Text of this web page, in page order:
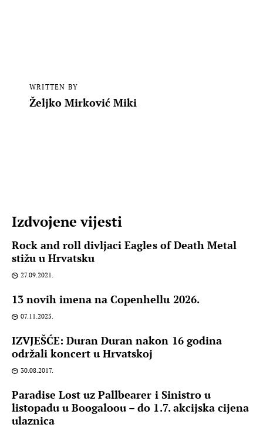
WRITTEN BY
Željko Mirković Miki
Izdvojene vijesti
Rock and roll divljaci Eagles of Death Metal
stižu u Hrvatsku
27.09.2021.
13 novih imena na Copenhellu 2026.
07.11.2025.
IZVJEŠĆE: Duran Duran nakon 16 godina
održali koncert u Hrvatskoj
30.08.2017.
Paradise Lost uz Pallbearer i Sinistro u
listopadu u Boogaloou – do 1.7. akcijska cijena
ulaznica